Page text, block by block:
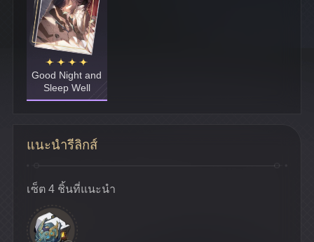
Good Night and
Sleep Well
แนะนำรีลิกส์
เซ็ต 4 ชิ้นที่แนะนำ